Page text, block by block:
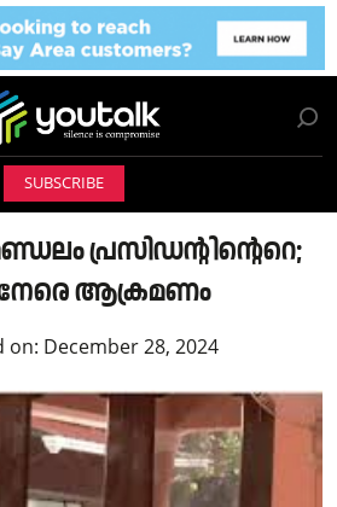
SUBSCRIBE
പ്രസിഡന്റിന്റെറെ;
നേരെ ആക്രമണം
on: December 28, 2024